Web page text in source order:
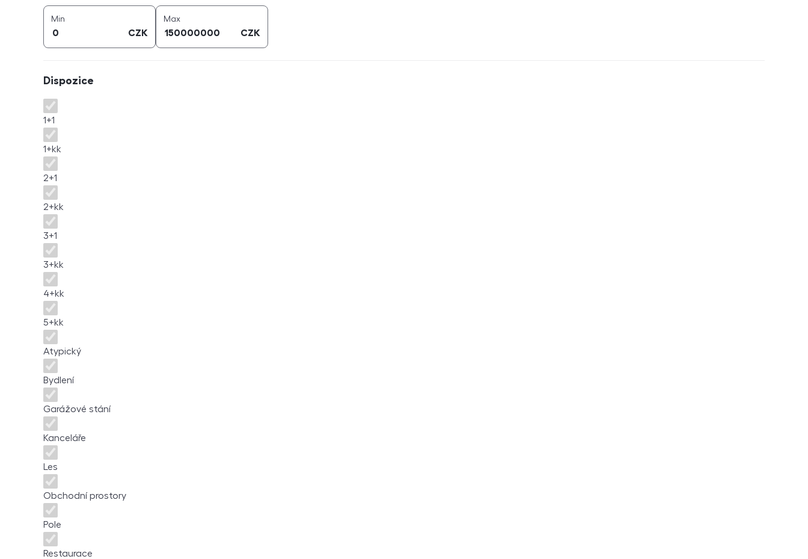
Min
CZK
Maxcena (
CZK
Dispozice
Dispozice
1+1
1+kk
2+1
2+kk
3+1
3+kk
4+kk
5+kk
Atypický
Bydlení
Garážové stání
Kanceláře
Les
Obchodní prostory
Pole
Restaurace